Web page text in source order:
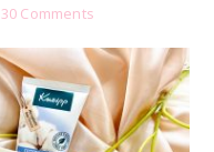
30 Comments